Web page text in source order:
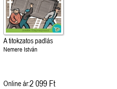
A titokzatos padlás
Nemere István
Online ár:2 099 Ft